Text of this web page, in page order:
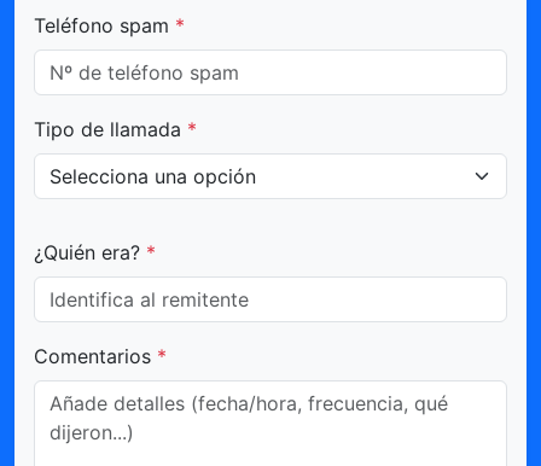
Teléfono spam *
Tipo de llamada *
¿Quién era? *
Comentarios *